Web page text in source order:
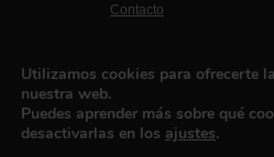
Contacto
Política de privacidad
development byInfmedia
Utilizamos cookies para ofrecerte
nuestra web.
Puedes aprender más sobre qué
desactivarlas en los ajustes.